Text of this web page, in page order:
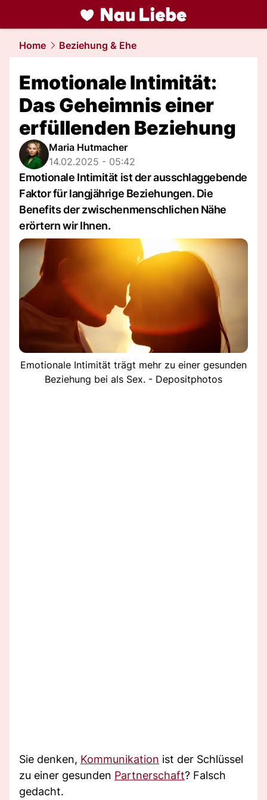
liebe.NAU.ch
Home Beziehung & Ehe
Emotionale Intimität:
Das Geheimnis einer
erfüllenden Beziehung
Maria Hutmacher
14.02.2025 - 05:42
Emotionale Intimität ist der ausschlaggebende
Faktor für langjährige Beziehungen. Die
Benefits der zwischenmenschlichen Nähe
erörtern wir Ihnen.
Emotionale Intimität trägt mehr zu einer gesunden
Beziehung bei als Sex. - Depositphotos
Sie denken, Kommunikation ist der Schlüssel
zu einer gesunden Partnerschaft? Falsch
gedacht.